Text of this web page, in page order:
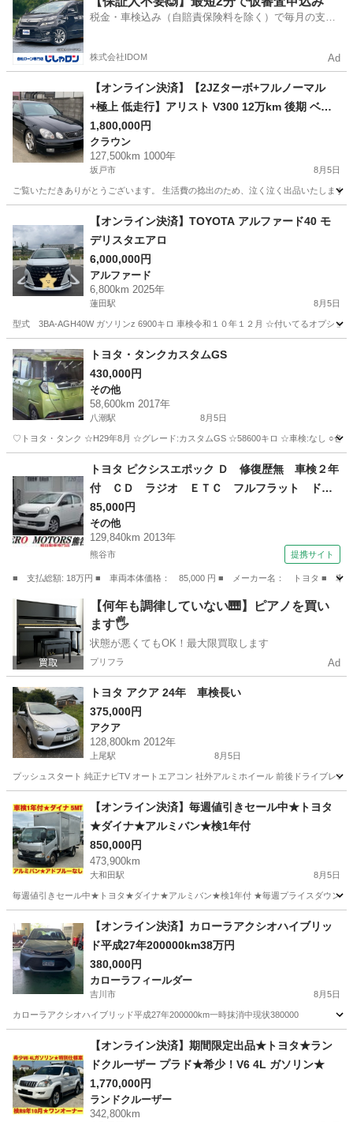
税金・車検込み（自賠責保険料を除く）で毎月の支払
株式会社IDOM Ad
【オンライン決済】【2JZターボ+フルノーマル
+極上 低走行】アリスト V300 12万km 後期 ベル
テックスエディション 純正ブラック タイベル交換
済 フルノーマル 機関良好 埼玉 5MT 6MT 載せ替
え JZX
1,800,000円
クラウン
127,500km 1000年
坂戸市 8月5日
ご覧いただきありがとうございます。 生活費の捻出のため、泣く泣く出品いたしま
クラウン 車両
【オンライン決済】TOYOTA アルファード40 モ
デリスタエアロ
6,000,000円
アルファード
6,800km 2025年
蓮田駅 8月5日
型式 3BA-AGH40W ガソリンz 6900キロ 車検令和１０年１２月 ☆付いてるオプショ
埼玉 蓮田市 蓮田駅 アルファード
トヨタ・タンクカスタムGS
430,000円
その他
58,600km 2017年
八潮駅 8月5日
♡トヨタ・タンク ☆H29年8月 ☆グレード:カスタムGS ☆58600キロ ☆車検:なし ○色
八潮駅 タンク
トヨタ ピクシスエポック Ｄ 修復歴無 車検２年
付 ＣＤ ラジオ ＥＴＣ フルフラット ドア
バイザー ライトレベライザー アルミホイー
ル ＡＢＳ タイミングチェーン式 フロアマッ
ト エアバッグ （なし）
85,000円
その他
129,840km 2013年
熊谷市 提携サイト
■ 支払総額: 18万円 ■ 車両本体価格： 85,000 円 ■ メーカー名： トヨタ ■
埼玉 熊谷市 その他
【何年も調律していない🎹】ピアノを買い
ます🖐️
状態が悪くてもOK！最大限買取します
プリフラ Ad
トヨタ アクア 24年 車検長い
375,000円
アクア
128,800km 2012年
上尾駅 8月5日
プッシュスタート 純正ナビTV オートエアコン 社外アルミホイール 前後ドライブレ
上尾駅 アクア
【オンライン決済】毎週値引きセール中★トヨタ
★ダイナ★アルミバン★検1年付
850,000円
473,900km
大和田駅 8月5日
毎週値引きセール中★トヨタ★ダイナ★アルミバン★検1年付 ★毎週プライスダウンセ
さいたま市 大和田駅 トヨタ
【オンライン決済】カローラアクシオハイブリッ
ド平成27年200000km38万円
380,000円
カローラフィールダー
吉川市 8月5日
カローラアクシオハイブリッド平成27年200000km一時抹消中現状380000
カローラフィールダー
【オンライン決済】期間限定出品★トヨタ★ラン
ドクルーザー プラド★希少！V6 4L ガソリン★
1,770,000円
ランドクルーザー
342,800km